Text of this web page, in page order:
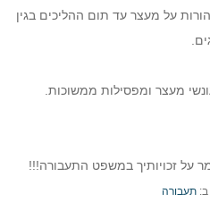
על מעצר עד תום ההליכים בגין
על זכויותיך במשפט התעבורה!!!
ב:תעבורה